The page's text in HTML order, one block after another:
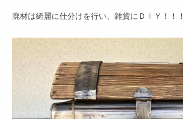
廃材は綺麗に仕分けを行い、雑貨にＤＩＹ！！！